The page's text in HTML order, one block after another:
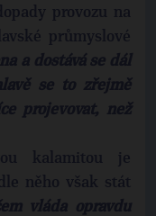
provozu na
průmyslové
a dostává se dál
se to zřejmě
projevovat, než
kalamitou je
něho však stát
vláda opravdu